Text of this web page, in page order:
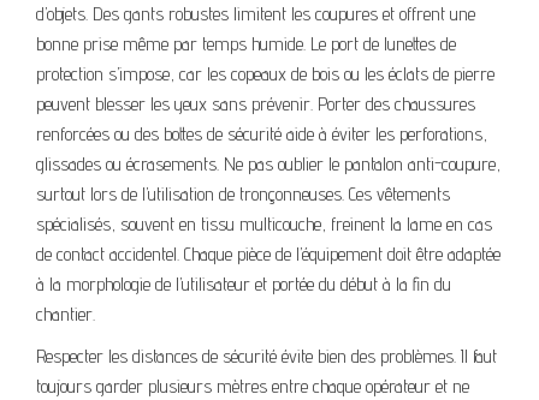
d’objets. Des gants robustes limitent les coupures et offrent une
bonne prise même par temps humide. Le port de lunettes de
protection s’impose, car les copeaux de bois ou les éclats de pierre
peuvent blesser les yeux sans prévenir. Porter des chaussures
renforcées ou des bottes de sécurité aide à éviter les perforations,
glissades ou écrasements. Ne pas oublier le pantalon anti-coupure,
surtout lors de l’utilisation de tronçonneuses. Ces vêtements
spécialisés, souvent en tissu multicouche, freinent la lame en cas
de contact accidentel. Chaque pièce de l’équipement doit être adaptée
à la morphologie de l’utilisateur et portée du début à la fin du
chantier.
Respecter les distances de sécurité évite bien des problèmes. Il faut
toujours garder plusieurs mètres entre chaque opérateur et ne